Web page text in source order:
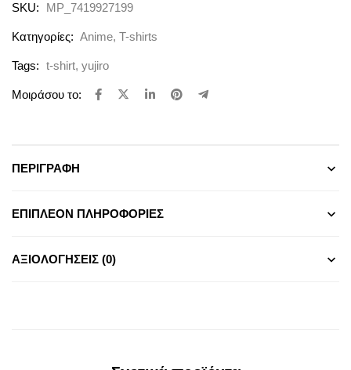
SKU: MP_7419927199
Κατηγορίες: Anime, T-shirts
Tags: t-shirt, yujiro
Μοιράσου το:
ΠΕΡΙΓΡΑΦΉ
ΕΠΙΠΛΈΟΝ ΠΛΗΡΟΦΟΡΊΕΣ
ΑΞΙΟΛΟΓΉΣΕΙΣ (0)